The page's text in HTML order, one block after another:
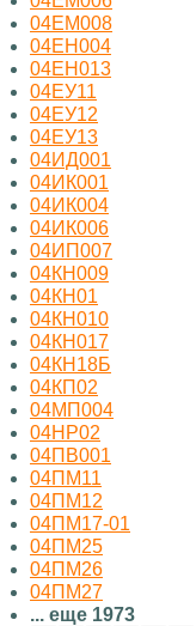
04ЕМ008
04ЕН004
04ЕН013
04ЕУ11
04ЕУ12
04ЕУ13
04ИД001
04ИК001
04ИК004
04ИК006
04ИП007
04КН009
04КН01
04КН010
04КН017
04КН18Б
04КП02
04МП004
04НР02
04ПВ001
04ПМ11
04ПМ12
04ПМ17-01
04ПМ25
04ПМ26
04ПМ27
... еще 1973